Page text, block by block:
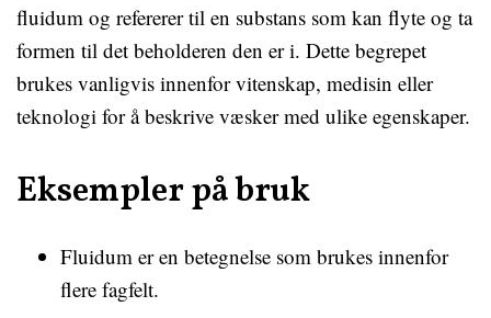
fluidum og refererer til en substans som kan flyte og ta
formen til det beholderen den er i. Dette begrepet
brukes vanligvis innenfor vitenskap, medisin eller
teknologi for å beskrive væsker med ulike egenskaper.
Eksempler på bruk
Fluidum er en betegnelse som brukes innenfor
flere fagfelt.